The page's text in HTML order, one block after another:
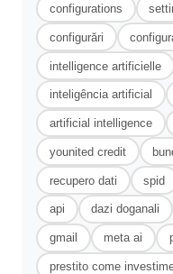
configurations
configurări
intelligence artificielle
inteligência artificial
artificial intelligence
younited credit
recupero dati spid
api dazi doganali
gmail meta ai
prestito come